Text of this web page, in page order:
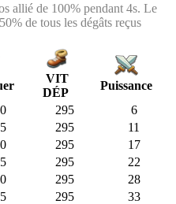
allié de 100% pendant 4s. Le
de tous les dégâts reçus
VIT
DÉP
Puissance
295
6
295
11
295
17
295
22
295
28
295
33